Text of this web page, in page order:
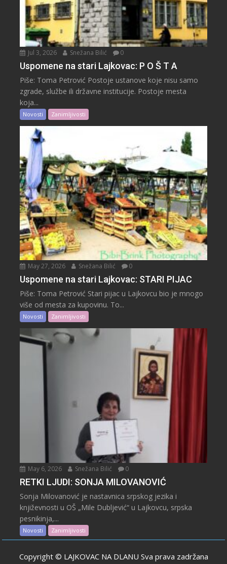
Jul 3, 2026 Snežana Bilić 0
Uspomene na stari Lajkovac: P O Š T A
Piše: Toma Petrović Postoje ustanove koje nisu samo
zgrade, službe ili državne institucije. Postoje mesta
koja...
Novosti Zanimljivosti
May 27, 2026 Snežana Bilić 0
Uspomene na stari Lajkovac: STARI PIJAC
Piše: Toma Petrović Stari pijac u Lajkovcu bio je mnogo
više od mesta za kupovinu. To...
Novosti Zanimljivosti
May 6, 2026 Snežana Bilić 0
RETKI LJUDI: SONJA MILOVANOVIĆ
Sonja Milovanović je nastavnica srpskog jezika i
književnosti u OŠ „Mile Dubljević“ u Lajkovcu, srpska
pesnikinja,...
Novosti Zanimljivosti
Copyright © LAJKOVAC NA DLANU Sva prava zadržana